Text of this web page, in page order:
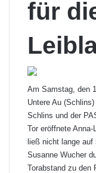
für
Am Samstag, den
Untere Au
Schlins und der
Tor eröffnete
ließ nicht lange
Susanne Wucher
Torabstand zu den